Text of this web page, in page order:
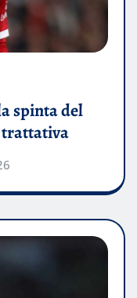
spinta del
trattativa